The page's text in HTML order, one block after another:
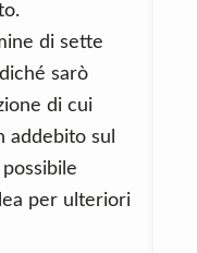
di sette
sarò
di cui
addebito sul
per ulteriori